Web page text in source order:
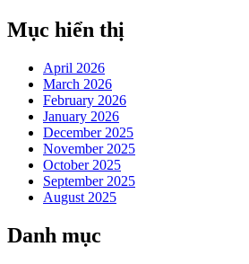
Mục hiển thị
April 2026
March 2026
February 2026
January 2026
December 2025
November 2025
October 2025
September 2025
August 2025
Danh mục